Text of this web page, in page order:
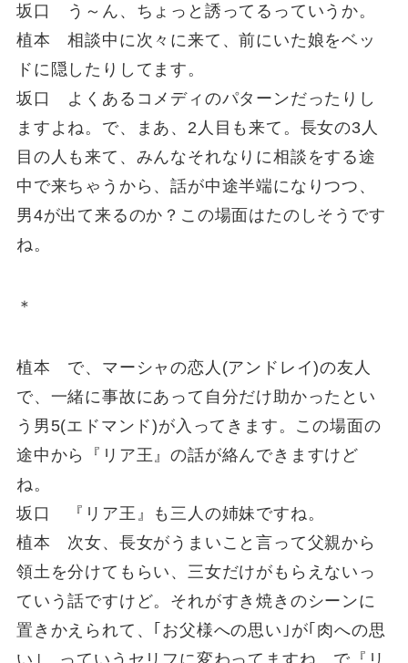
坂口 う～ん、ちょっと誘ってるっていうか。
植本 相談中に次々に来て、前にいた娘をベッ
ドに隠したりしてます。
坂口 よくあるコメディのパターンだったりし
ますよね。で、まあ、2人目も来て。長女の3人
目の人も来て、みんなそれなりに相談をする途
中で来ちゃうから、話が中途半端になりつつ、
男4が出て来るのか？この場面はたのしそうです
ね。
＊
植本 で、マーシャの恋人(アンドレイ)の友人
で、一緒に事故にあって自分だけ助かったとい
う男5(エドマンド)が入ってきます。この場面の
途中から『リア王』の話が絡んできますけど
ね。
坂口 『リア王』も三人の姉妹ですね。
植本 次女、長女がうまいこと言って父親から
領土を分けてもらい、三女だけがもらえないっ
ていう話ですけど。それがすき焼きのシーンに
置きかえられて、｢お父様への思い｣が｢肉への思